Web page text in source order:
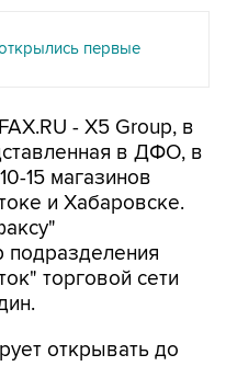
первые
- X5 Group, в
в ДФО, в
15 магазинов
и Хабаровске.
подразделения
торговой сети
открывать до